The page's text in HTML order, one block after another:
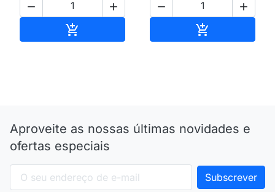
 

 

Aproveite as nossas últimas novidades e
ofertas especiais